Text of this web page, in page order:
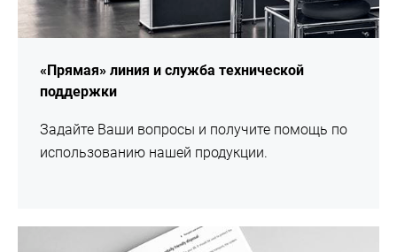
«Прямая» линия и служба технической
поддержки
Задайте Ваши вопросы и получите помощь по
использованию нашей продукции.